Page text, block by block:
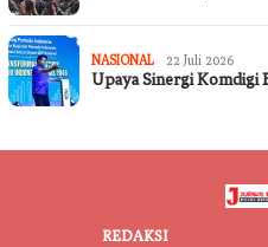
NASIONAL 22 Juli 2026
Upaya Sinergi Komdigi
REDAKSI